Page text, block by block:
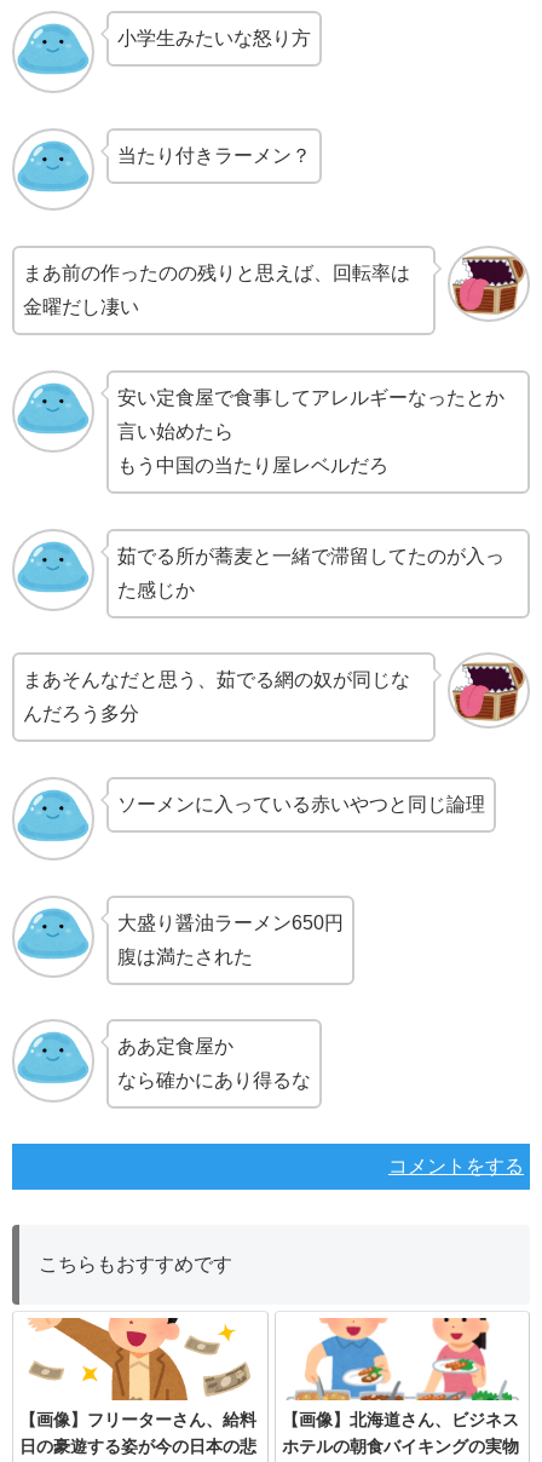
小学生みたいな怒り方
当たり付きラーメン？
まあ前の作ったのの残りと思えば、回転率は
金曜だし凄い
安い定食屋で食事してアレルギーなったとか
言い始めたら
もう中国の当たり屋レベルだろ
茹でる所が蕎麦と一緒で滞留してたのが入っ
た感じか
まあそんなだと思う、茹でる網の奴が同じな
んだろう多分
ソーメンに入っている赤いやつと同じ論理
大盛り醤油ラーメン650円
腹は満たされた
ああ定食屋か
なら確かにあり得るな
コメントをする
こちらもおすすめです
【画像】フリーターさん、給料
日の豪遊する姿が今の日本の悲
【画像】北海道さん、ビジネス
ホテルの朝食バイキングの実物